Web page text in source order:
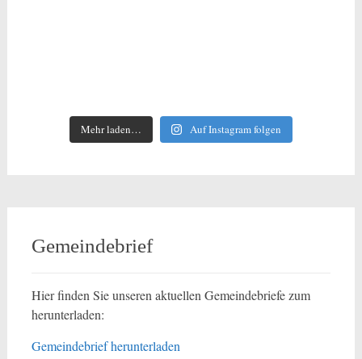
Mehr laden… Auf Instagram folgen
Gemeindebrief
Hier finden Sie unseren aktuellen Gemeindebriefe zum
herunterladen:
Gemeindebrief herunterladen